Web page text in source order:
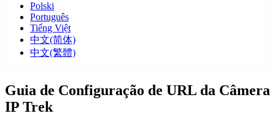
Polski
Português
Tiếng Việt
中文(简体)
中文(繁體)
Guia de Configuração de URL da Câmera
IP Trek